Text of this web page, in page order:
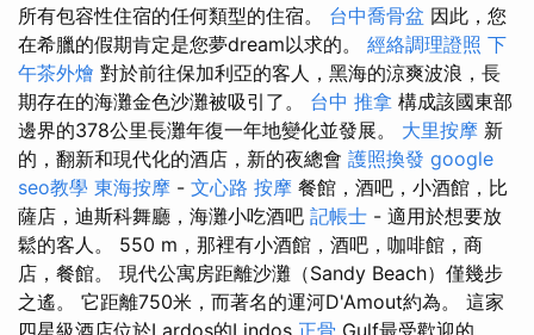
所有包容性住宿的任何類型的住宿。 台中喬骨盆 因此，您
在希臘的假期肯定是您夢dream以求的。 經絡調理證照 下
午茶外燴 對於前往保加利亞的客人，黑海的涼爽波浪，長
期存在的海灘金色沙灘被吸引了。 台中 推拿 構成該國東部
邊界的378公里長灘年復一年地變化並發展。 大里按摩 新
的，翻新和現代化的酒店，新的夜總會 護照換發 google
seo教學 東海按摩 - 文心路 按摩 餐館，酒吧，小酒館，比
薩店，迪斯科舞廳，海灘小吃酒吧 記帳士 - 適用於想要放
鬆的客人。 550 m，那裡有小酒館，酒吧，咖啡館，商
店，餐館。 現代公寓房距離沙灘（Sandy Beach）僅幾步
之遙。 它距離750米，而著名的運河D'Amout約為。 這家
四星級酒店位於Lardos的Lindos 正骨 Gulf最受歡迎的